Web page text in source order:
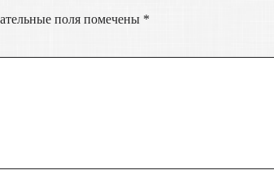
поля помечены *